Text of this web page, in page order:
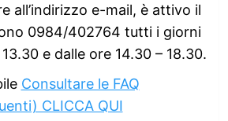
all’indirizzo e-mail, è attivo il
0984/402764 tutti i giorni
e dalle ore 14.30 – 18.30.
Consultare le FAQ
CLICCA QUI